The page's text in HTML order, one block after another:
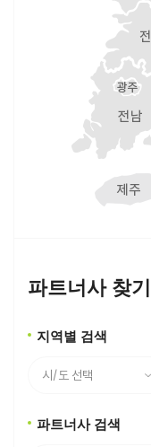
파트너사 찾기
지역별 검색
파트너사 검색